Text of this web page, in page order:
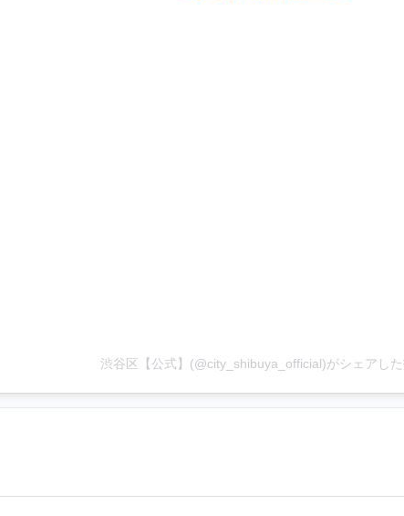
渋谷区【公式】(@city_shibuya_official)がシェアし